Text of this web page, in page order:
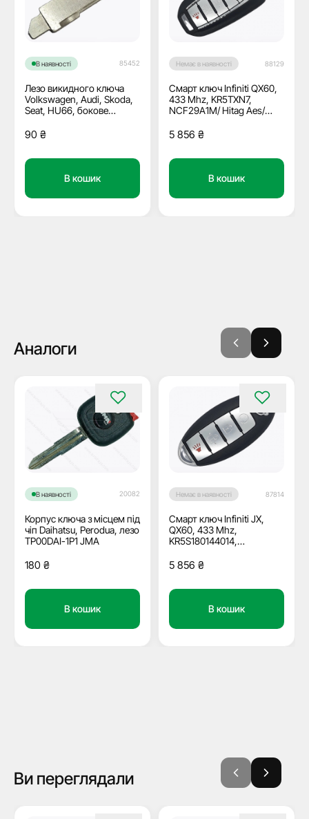
В наявності 85452
Лезо викидного ключа
Volkswagen, Audi, Skoda,
Seat, HU66, бокове
90 ₴
В кошик
Немає в наявності 88129
Смарт ключ Infiniti QX60,
433 Mhz, KR5TXN7,
NCF29A1M/ Hitag Aes/
5 856 ₴
В кошик
Аналоги
В наявності 20082
Корпус ключа з місцем під
чіп Daihatsu, Perodua, лезо
TP00DAI-1P1 JMA
180 ₴
В кошик
Немає в наявності 87814
Смарт ключ Infiniti JX,
QX60, 433 Mhz,
KR5S180144014,
4+1 кнопки
5 856 ₴
В кошик
Ви переглядали